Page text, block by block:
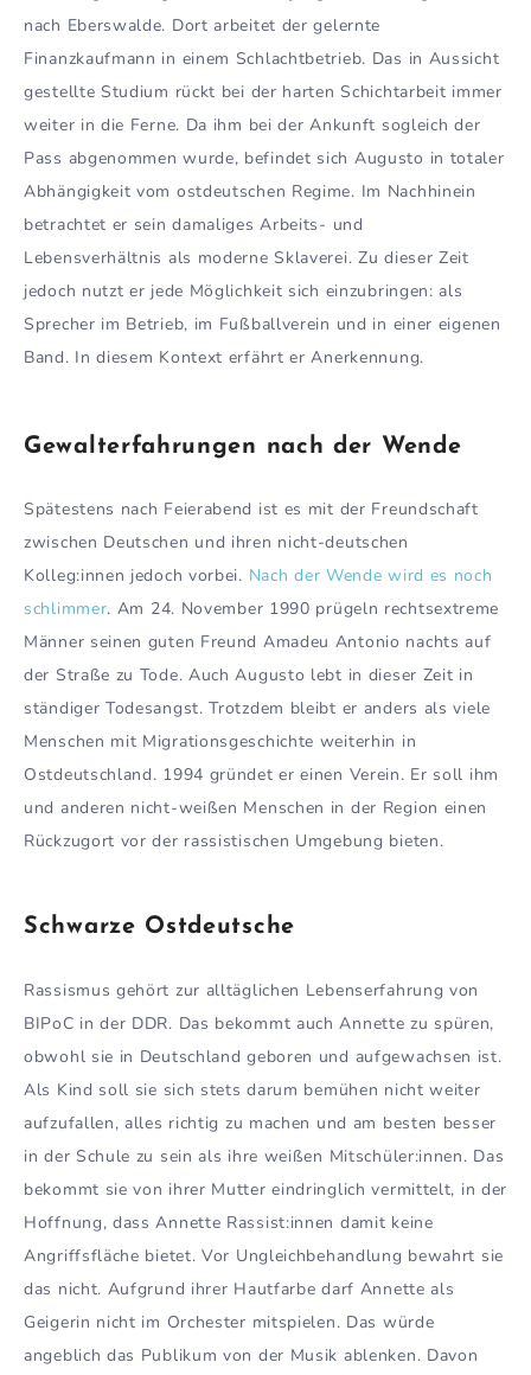
nach Eberswalde. Dort arbeitet der gelernte
Finanzkaufmann in einem Schlachtbetrieb. Das in Aussicht
gestellte Studium rückt bei der harten Schichtarbeit immer
weiter in die Ferne. Da ihm bei der Ankunft sogleich der
Pass abgenommen wurde, befindet sich Augusto in totaler
Abhängigkeit vom ostdeutschen Regime. Im Nachhinein
betrachtet er sein damaliges Arbeits- und
Lebensverhältnis als moderne Sklaverei. Zu dieser Zeit
jedoch nutzt er jede Möglichkeit sich einzubringen: als
Sprecher im Betrieb, im Fußballverein und in einer eigenen
Band. In diesem Kontext erfährt er Anerkennung.
Gewalterfahrungen nach der Wende
Spätestens nach Feierabend ist es mit der Freundschaft
zwischen Deutschen und ihren nicht-deutschen
Kolleg:innen jedoch vorbei. Nach der Wende wird es noch
schlimmer. Am 24. November 1990 prügeln rechtsextreme
Männer seinen guten Freund Amadeu Antonio nachts auf
der Straße zu Tode. Auch Augusto lebt in dieser Zeit in
ständiger Todesangst. Trotzdem bleibt er anders als viele
Menschen mit Migrationsgeschichte weiterhin in
Ostdeutschland. 1994 gründet er einen Verein. Er soll ihm
und anderen nicht-weißen Menschen in der Region einen
Rückzugort vor der rassistischen Umgebung bieten.
Schwarze Ostdeutsche
Rassismus gehört zur alltäglichen Lebenserfahrung von
BIPoC in der DDR. Das bekommt auch Annette zu spüren,
obwohl sie in Deutschland geboren und aufgewachsen ist.
Als Kind soll sie sich stets darum bemühen nicht weiter
aufzufallen, alles richtig zu machen und am besten besser
in der Schule zu sein als ihre weißen Mitschüler:innen. Das
bekommt sie von ihrer Mutter eindringlich vermittelt, in der
Hoffnung, dass Annette Rassist:innen damit keine
Angriffsfläche bietet. Vor Ungleichbehandlung bewahrt sie
das nicht. Aufgrund ihrer Hautfarbe darf Annette als
Geigerin nicht im Orchester mitspielen. Das würde
angeblich das Publikum von der Musik ablenken. Davon